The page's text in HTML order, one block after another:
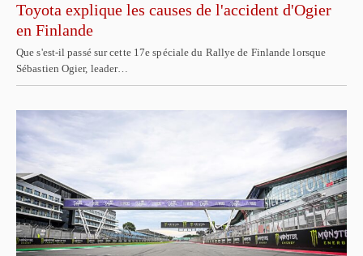
Toyota explique les causes de l'accident d'Ogier
en Finlande
Que s'est-il passé sur cette 17e spéciale du Rallye de Finlande lorsque
Sébastien Ogier, leader…